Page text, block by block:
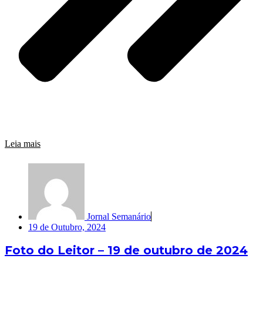
Leia mais
Jornal Semanário
19 de Outubro, 2024
Foto do Leitor – 19 de outubro de 2024